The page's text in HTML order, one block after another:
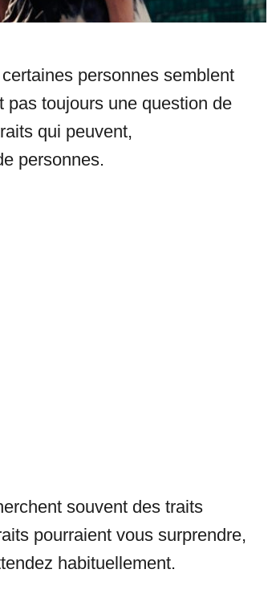
personnes semblent
pas toujours une question de
qui peuvent,
personnes.
souvent des traits
pourraient vous surprendre,
habituellement.